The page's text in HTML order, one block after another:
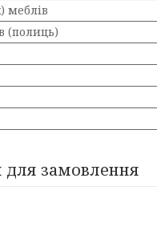
меблів
(полиць)
для замовлення